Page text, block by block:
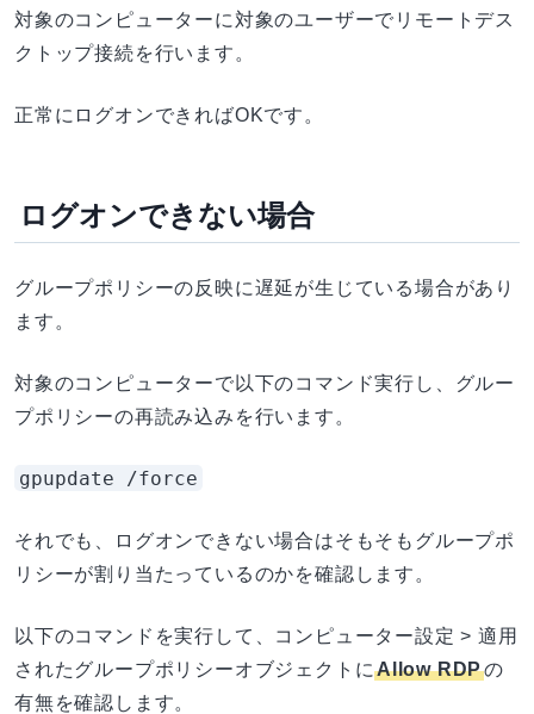
対象のコンピューターに対象のユーザーでリモートデス
クトップ接続を行います。
正常にログオンできればOKです。
ログオンできない場合
グループポリシーの反映に遅延が生じている場合があり
ます。
対象のコンピューターで以下のコマンド実行し、グルー
プポリシーの再読み込みを行います。
gpupdate /force
それでも、ログオンできない場合はそもそもグループポ
リシーが割り当たっているのかを確認します。
以下のコマンドを実行して、コンピューター設定 > 適用
されたグループポリシーオブジェクトにAllow RDPの
有無を確認します。